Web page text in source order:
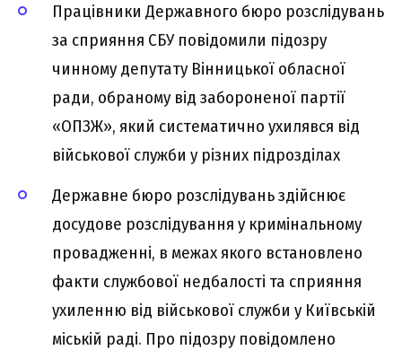
Працівники Державного бюро розслідувань
за сприяння СБУ повідомили підозру
чинному депутату Вінницької обласної
ради, обраному від забороненої партії
«ОПЗЖ», який систематично ухилявся від
військової служби у різних підрозділах
Державне бюро розслідувань здійснює
досудове розслідування у кримінальному
провадженні, в межах якого встановлено
факти службової недбалості та сприяння
ухиленню від військової служби у Київській
міській раді. Про підозру повідомлено